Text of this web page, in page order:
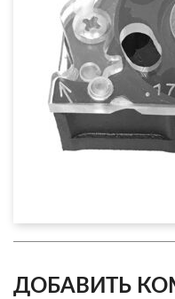
ДОБАВИТЬ